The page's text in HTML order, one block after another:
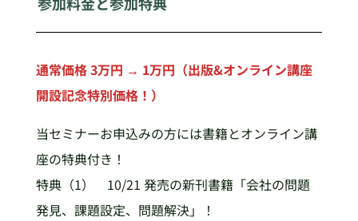
通常価格 3万円 → 1万円（出版&オンライン講座
開設記念特別価格！）
当セミナーお申込みの方には書籍とオンライン講
座の特典付き！
特典（1） 10/21 発売の新刊書籍「会社の問題
発見、課題設定、問題解決」！